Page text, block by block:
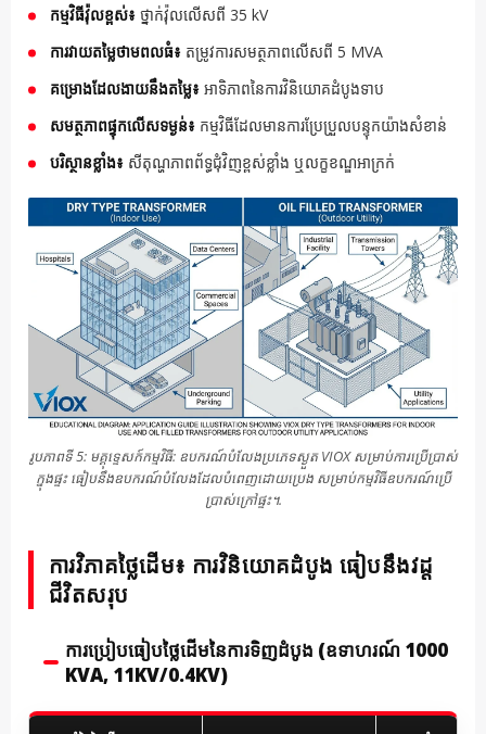
កម្មវិធីវ៉ុលខ្ពស់៖ ថ្នាក់វ៉ុលលើសពី 35 kV
ការវាយតម្លៃថាមពលធំ៖ តម្រូវការសមត្ថភាពលើសពី 5 MVA
គម្រោងដែលងាយនឹងតម្លៃ៖ អាទិភាពនៃការវិនិយោគដំបូងទាប
សមត្ថភាពផ្ទុកលើសទម្ងន់៖ កម្មវិធីដែលមានការប្រែប្រួលបន្ទុកយ៉ាងសំខាន់
បរិស្ថានខ្លាំង៖ សីតុណ្ហភាពព័ទ្ធជុំវិញខ្ពស់ខ្លាំង ឬលក្ខខណ្ឌអាក្រក់
រូបភាពទី 5: មគ្គុទ្ទេសក៍កម្មវិធី: ឧបករណ៍បំលែងប្រភេទស្ងួត VIOX សម្រាប់ការប្រើប្រាស់
ក្នុងផ្ទះ ធៀបនឹងឧបករណ៍បំលែងដែលបំពេញដោយប្រេង សម្រាប់កម្មវិធីឧបករណ៍ប្រើ
ប្រាស់ក្រៅផ្ទះ។.
ការវិភាគថ្លៃដើម៖ ការវិនិយោគដំបូង ធៀបនឹងវដ្ត
ជីវិតសរុប
ការប្រៀបធៀបថ្លៃដើមនៃការទិញដំបូង (ឧទាហរណ៍ 1000
KVA, 11KV/0.4KV)